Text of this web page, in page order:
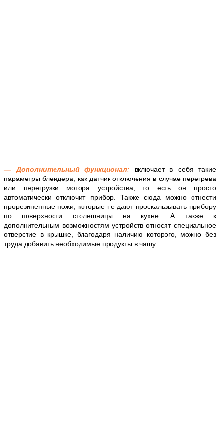
— Дополнительный функционал:
включает в себя такие
параметры блендера, как датчик отключения в случае перегрева
или перегрузки мотора устройства, то есть он просто
автоматически отключит прибор. Также сюда можно отнести
прорезиненные ножи, которые не дают проскальзывать прибору
по поверхности столешницы на кухне. А также к
дополнительным возможностям устройств относят специальное
отверстие в крышке, благодаря наличию которого, можно без
труда добавить необходимые продукты в чашу.